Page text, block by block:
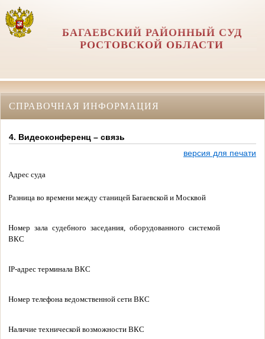
БАГАЕВСКИЙ РАЙОННЫЙ СУД
РОСТОВСКОЙ ОБЛАСТИ
СПРАВОЧНАЯ ИНФОРМАЦИЯ
4. Видеоконференц – связь
версия для печати
Адрес суда
Разница во времени между станицей Багаевской и Москвой
Номер зала судебного заседания, оборудованного системой
ВКС
IP-адрес терминала ВКС
Номер телефона ведомственной сети ВКС
Наличие технической возможности ВКС